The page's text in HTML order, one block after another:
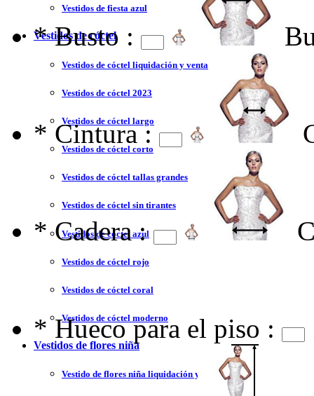
Vestidos de fiesta azul
Vestidos de cóctel
Vestidos de cóctel liquidación y venta
Vestidos de cóctel 2023
Vestidos de cóctel largo
Vestidos de cóctel corto
Vestidos de cóctel tallas grandes
Vestidos de cóctel sin tirantes
Vestidos de cóctel azul
Vestidos de cóctel rojo
Vestidos de cóctel coral
Vestidos de cóctel moderno
Vestidos de flores niña
Vestido de flores niña liquidación y venta
* Busto :
* Cintura :
* Cadera :
* Hueco para el piso :